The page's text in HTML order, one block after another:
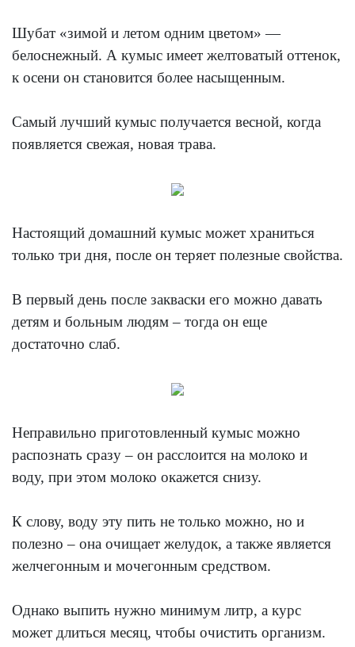
Шубат «зимой и летом одним цветом» —
белоснежный. А кумыс имеет желтоватый оттенок,
к осени он становится более насыщенным.
Самый лучший кумыс получается весной, когда
появляется свежая, новая трава.
Настоящий домашний кумыс может храниться
только три дня, после он теряет полезные свойства.
В первый день после закваски его можно давать
детям и больным людям – тогда он еще
достаточно слаб.
Неправильно приготовленный кумыс можно
распознать сразу – он расслоится на молоко и
воду, при этом молоко окажется снизу.
К слову, воду эту пить не только можно, но и
полезно – она очищает желудок, а также является
желчегонным и мочегонным средством.
Однако выпить нужно минимум литр, а курс
может длиться месяц, чтобы очистить организм.